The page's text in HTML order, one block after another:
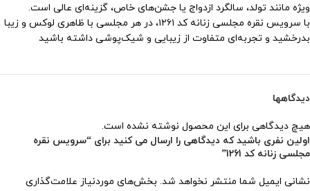
ویژه مانند تولد، سالگرد ازدواج یا جشن‌های خاص، گزینه‌ای عالی است.
با سرویس نقره مجلسی زنانه کد ۱۲۶۱، در هر مجلسی با ظاهری لوکس و زیبا
بدرخشید و تجربه‌ای متفاوت از زیبایی و شیک‌پوشی داشته باشید
دیدگاهها
هیچ دیدگاهی برای این محصول نوشته نشده است.
اولین نفری باشید که دیدگاهی را ارسال می کنید برای “سرویس نقره
مجلسی زنانه کد 1261”
نشانی ایمیل شما منتشر نخواهد شد. بخش‌های موردنیاز علامت‌گذاری